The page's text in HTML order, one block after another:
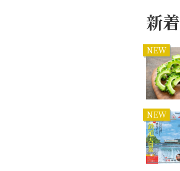
新
NEW
NEW